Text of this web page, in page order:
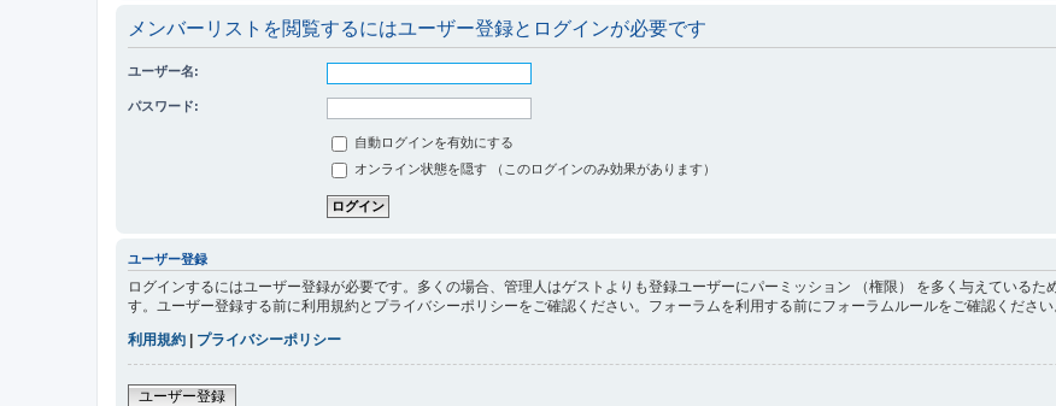
メンバーリストを閲覧するにはユーザー登録とログインが必要です
ユーザー名:
パスワード:
自動ログインを有効にする
オンライン状態を隠す （このログインのみ効果があります）
ユーザー登録
ログインするにはユーザー登録が必要です。多くの場合、管理人はゲストよりも登録ユーザーにパーミッション （権限） を多く与えている
す。ユーザー登録する前に利用規約とプライバシーポリシーをご確認ください。フォーラムを利用する前にフォーラムルールをご確認ください
利用規約
プライバシーポリシー
ユーザー登録